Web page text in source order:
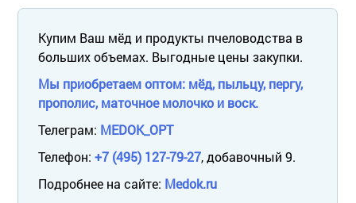
Купим Ваш мёд и продукты пчеловодства в
больших объемах. Выгодные цены закупки.
Мы приобретаем оптом: мёд, пыльцу, пергу,
прополис, маточное молочко и воск.
Телеграм: MEDOK_OPT
Телефон: +7 (495) 127-79-27, добавочный 9.
Подробнее на сайте: Medok.ru